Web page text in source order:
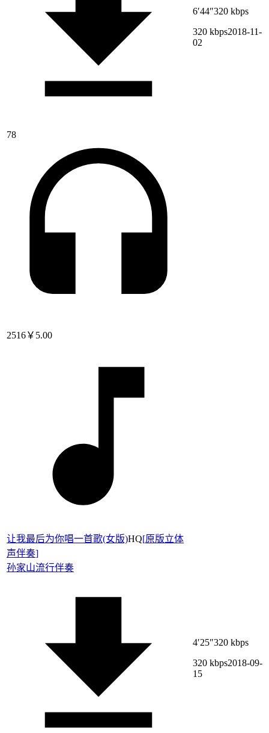
78
2516￥5.00
6′44″320 kbps
320 kbps2018-11-
02
让我最后为你唱一首歌(女版)HQ[原版立体
声伴奏]
孙家山流行伴奏
4′25″320 kbps
320 kbps2018-09-
15